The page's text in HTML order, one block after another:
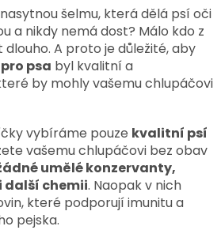
a
c
í
p
r
v
v
ý
p
i
s
u
v
á
n
í
šelmu, která dělá psí oči
a nikdy nemá dost? Málo kdo z
A proto je důležité, aby
psa byl kvalitní a
by mohly vašemu chlupáčovi
vybíráme pouze kvalitní psí
vašemu chlupáčovi bez obav
umělé konzervanty,
další chemii. Naopak v nich
které podporují imunitu a
pejska.